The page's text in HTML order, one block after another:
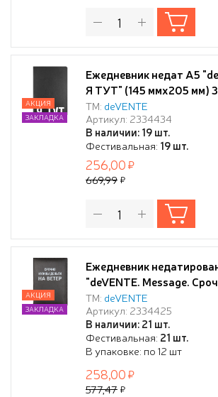
Ежедневник недат А5
Я ТУТ" (145 ммx205 мм)
черный, с цветным
обложка из
шелкография, черный
перфорация,
ляссе, в термоусадочной
ТМ: deVENTE
Артикул: 2334434
В наличии: 19 шт.
Фестивальная: 19 шт.
АКЦИЯ
ЗАКЛАДКА
256,00
669,99
Ежедневник
"deVENTE. Message.
деньги..." A5 (145 ммx205
белая бумага 70 г/м²,
твердая обложка из
кожи с поролоном,
черный форзац, отсрочка,
перфорация, закругленны
ТМ: deVENTE
Артикул: 2334425
В наличии: 21 шт.
Фестивальная: 21 шт.
В упаковке: по 12 шт
АКЦИЯ
ЗАКЛАДКА
258,00
577,47